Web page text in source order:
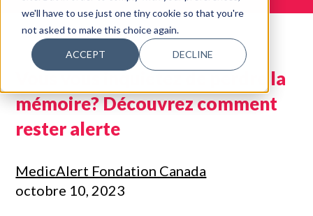
we'll have to use just one tiny cookie so that you're
not asked to make this choice again.
ACCEPT DECLINE
Vous vous inquiétez de perdre la
mémoire? Découvrez comment
rester alerte
MedicAlert Fondation Canada
octobre 10, 2023